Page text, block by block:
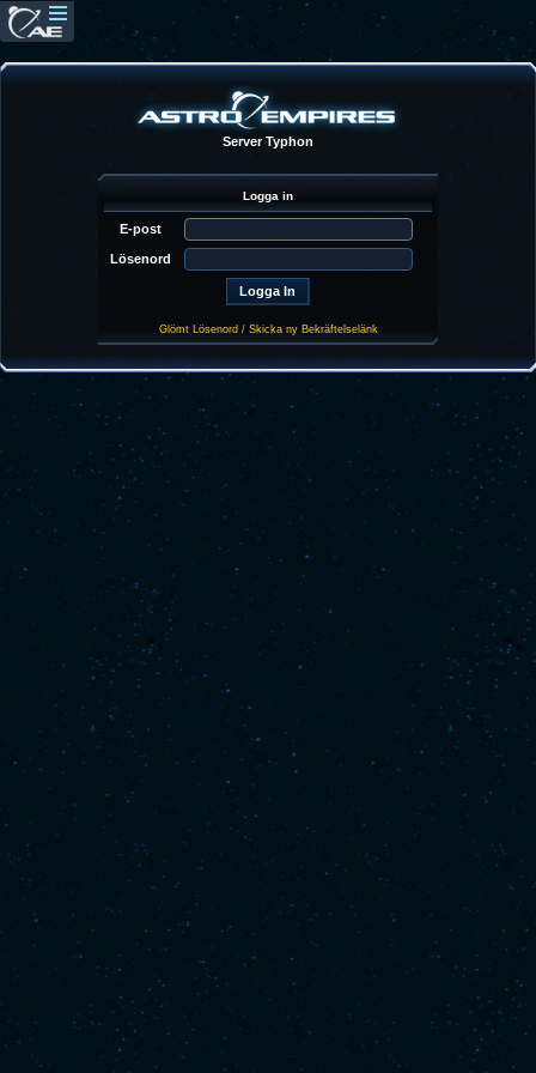
Server Typhon
Logga in
E-post
Lösenord
Glömt Lösenord / Skicka ny Bekräftelselänk